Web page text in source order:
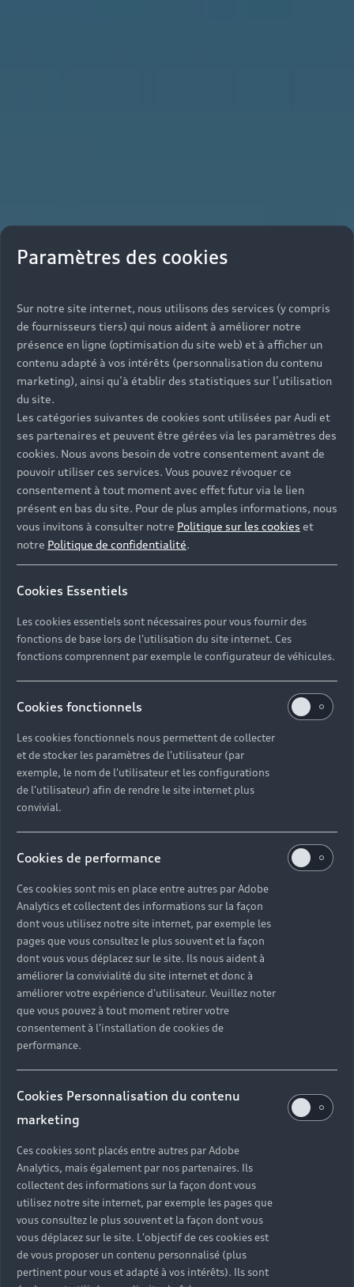
Paramètres des cookies
Sur notre site internet, nous utilisons des services (y compris
de fournisseurs tiers) qui nous aident à améliorer notre
présence en ligne (optimisation du site web) et à afficher un
contenu adapté à vos intérêts (personnalisation du contenu
marketing), ainsi qu’à établir des statistiques sur l’utilisation
du site.
Les catégories suivantes de cookies sont utilisées par Audi et
ses partenaires et peuvent être gérées via les paramètres des
cookies. Nous avons besoin de votre consentement avant de
pouvoir utiliser ces services. Vous pouvez révoquer ce
consentement à tout moment avec effet futur via le lien
présent en bas du site. Pour de plus amples informations, nous
vous invitons à consulter notre Politique sur les cookies et
notre Politique de confidentialité.
Cookies Essentiels
Les cookies essentiels sont nécessaires pour vous fournir des
fonctions de base lors de l'utilisation du site internet. Ces
fonctions comprennent par exemple le configurateur de véhicules.
Cookies fonctionnels
Les cookies fonctionnels nous permettent de collecter
et de stocker les paramètres de l'utilisateur (par
exemple, le nom de l'utilisateur et les configurations
de l'utilisateur) afin de rendre le site internet plus
convivial.
Cookies de performance
Ces cookies sont mis en place entre autres par Adobe
Analytics et collectent des informations sur la façon
dont vous utilisez notre site internet, par exemple les
pages que vous consultez le plus souvent et la façon
dont vous vous déplacez sur le site. Ils nous aident à
améliorer la convivialité du site internet et donc à
améliorer votre expérience d'utilisateur. Veuillez noter
que vous pouvez à tout moment retirer votre
consentement à l'installation de cookies de
performance.
Cookies Personnalisation du contenu
marketing
Ces cookies sont placés entre autres par Adobe
Analytics, mais également par nos partenaires. Ils
collectent des informations sur la façon dont vous
utilisez notre site internet, par exemple les pages que
vous consultez le plus souvent et la façon dont vous
vous déplacez sur le site. L'objectif de ces cookies est
de vous proposer un contenu personnalisé (plus
pertinent pour vous et adapté à vos intérêts). Ils sont